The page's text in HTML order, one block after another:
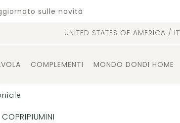
sulle novità
UNITED STATES OF AMERICA / IT
COMPLEMENTI MONDO DONDI HOME
COPRIPIUMINI